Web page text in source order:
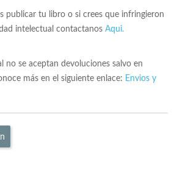
publicar tu libro o si crees que infringieron
intelectual contactanos Aqui.
no se aceptan devoluciones salvo en
más en el siguiente enlace: Envios y